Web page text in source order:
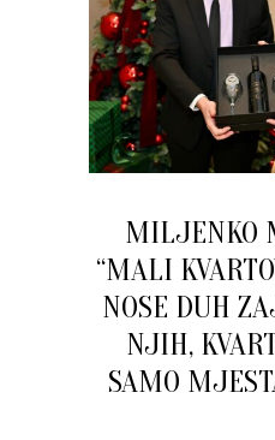
MILJENKO
“MALI
NOSE DUH
NJIH,
SAMO